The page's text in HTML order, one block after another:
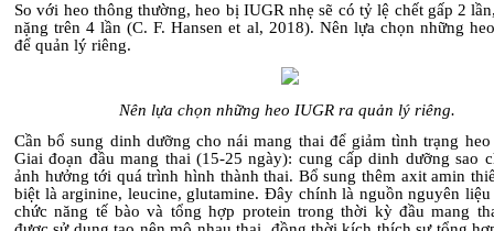
So với heo thông thường, heo bị IUGR nhẹ sẽ có tỷ lệ chết gấp 2
nặng trên 4 lần (C. F. Hansen et al, 2018). Nên lựa chọn những
để quản lý riêng.
Nên lựa chọn những heo IUGR ra quản lý riêng.
Cần bổ sung dinh dưỡng cho nái mang thai để giảm tình trạng
Giai đoạn đầu mang thai (15-25 ngày): cung cấp dinh dưỡng sao
ảnh hưởng tới quá trình hình thành thai. Bổ sung thêm axit amin
biệt là arginine, leucine, glutamine. Đây chính là nguồn nguyên
chức năng tế bào và tổng hợp protein trong thời kỳ đầu mang